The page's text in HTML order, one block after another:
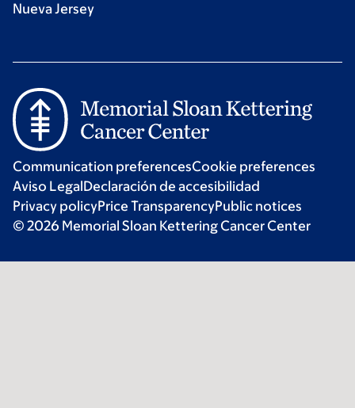
Nueva Jersey
Communication preferencesCookie preferences
Aviso LegalDeclaración de accesibilidad
Privacy policyPrice TransparencyPublic notices
© 2026 Memorial Sloan Kettering Cancer Center